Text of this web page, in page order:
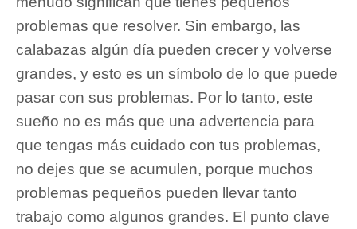
problemas que resolver. Sin embargo, las
calabazas algún día pueden crecer y volverse
grandes, y esto es un símbolo de lo que puede
pasar con sus problemas. Por lo tanto, este
sueño no es más que una advertencia para
que tengas más cuidado con tus problemas,
no dejes que se acumulen, porque muchos
problemas pequeños pueden llevar tanto
trabajo como algunos grandes. El punto clave